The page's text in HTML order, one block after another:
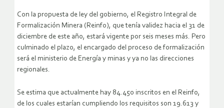
Con la propuesta de ley del gobierno, el Registro Integral de
Formalización Minera (Reinfo), que tenía validez hacia el 31 de
diciembre de este año, estará vigente por seis meses más. Pero
culminado el plazo, el encargado del proceso de formalización
será el ministerio de Energía y minas y ya no las direcciones
regionales.
Se estima que actualmente hay 84.450 inscritos en el Reinfo,
de los cuales estarían cumpliendo los requisitos son 19.613 y